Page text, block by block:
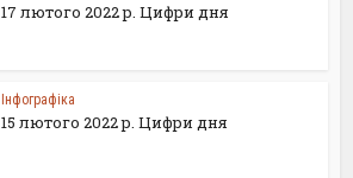
17 лютого 2022 р. Цифри дня
Інфографіка
15 лютого 2022 р. Цифри дня